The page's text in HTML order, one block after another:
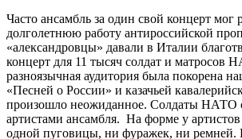
Часто ансамбль за один свой концерт мог
долголетнюю работу антироссийской
«александровцы» давали в Италии
концерт для 11 тысяч солдат и матросов
разноязычная аудитория была покорена
«Песней о России» и казачьей
произошло неожиданное. Солдаты НАТО
артистами ансамбля. На форме у артистов
одной пуговицы, ни фуражек, ни ремней.